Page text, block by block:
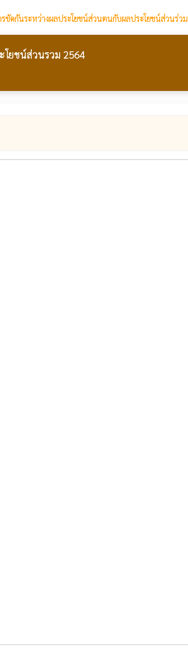
ขัดกันระหว่างผลประโยชน์ส่วนตนกับผลประโยชน์ส่วนร่วม
ยชน์ส่วนรวม 2564